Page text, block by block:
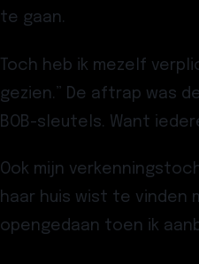
te gaan.
Toch heb ik mezelf
gezien.” De aftrap was
BOB-sleutels. Want
Ook mijn
haar huis wist te vinden
opengedaan toen ik